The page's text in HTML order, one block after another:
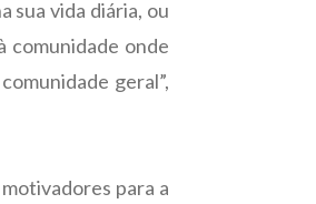
sua vida diária, ou
comunidade onde
geral”,
para a